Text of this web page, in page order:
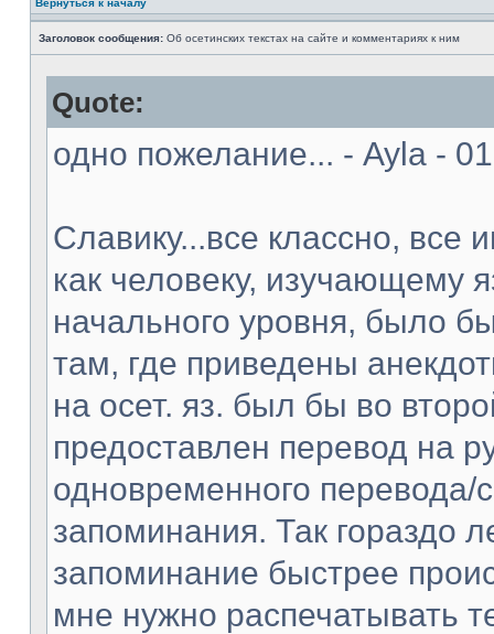
Вернуться к началу
Заголовок сообщения: Об осетинских текстах на сайте и комментариях к ним
Quote:
одно пожелание... - Ayla -
Славику...все классно, все
как человеку, изучающему
начального уровня, было
там, где приведены
на осет. яз. был бы во
предоставлен перевод на
одновременного перевода/
запоминания. Так гораздо
запоминание быстрее
мне нужно распечатывать